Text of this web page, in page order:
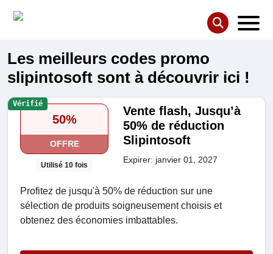
Les meilleurs codes promo
slipintosoft sont à découvrir ici !
50%
OFFRE
Utilisé 10 fois
Vente flash, Jusqu’à
50% de réduction
Slipintosoft
Expirer: janvier 01, 2027
Profitez de jusqu'à 50% de réduction sur une
sélection de produits soigneusement choisis et
obtenez des économies imbattables.
Vérifié